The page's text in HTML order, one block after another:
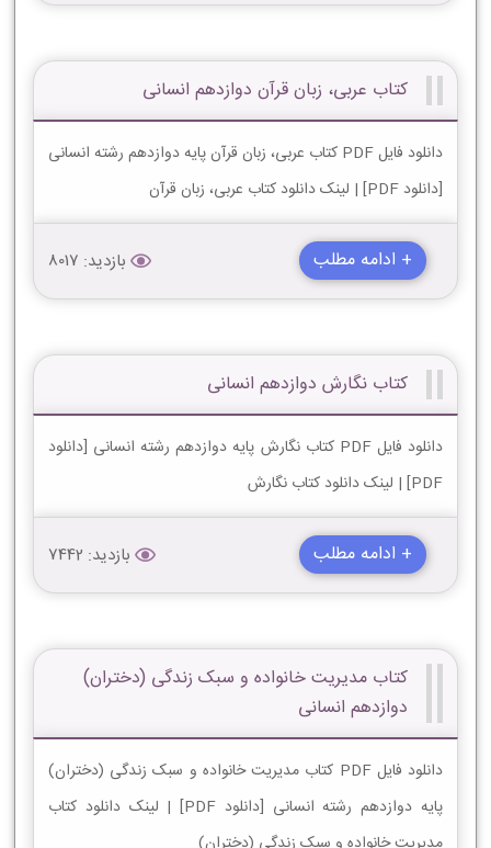
کتاب عربی، زبان قرآن دوازدهم انسانی
دانلود فایل PDF کتاب عربی، زبان قرآن پایه دوازدهم رشته انسانی
[دانلود PDF] | لینک دانلود کتاب عربی، زبان قرآن
+ ادامه مطلب بازدید: 8017
کتاب نگارش دوازدهم انسانی
دانلود فایل PDF کتاب نگارش پایه دوازدهم رشته انسانی [دانلود
PDF] | لینک دانلود کتاب نگارش
+ ادامه مطلب بازدید: 7442
کتاب مدیریت خانواده و سبک زندگی (دختران)
دوازدهم انسانی
دانلود فایل PDF کتاب مدیریت خانواده و سبک زندگی (دختران)
پایه دوازدهم رشته انسانی [دانلود PDF] | لینک دانلود کتاب